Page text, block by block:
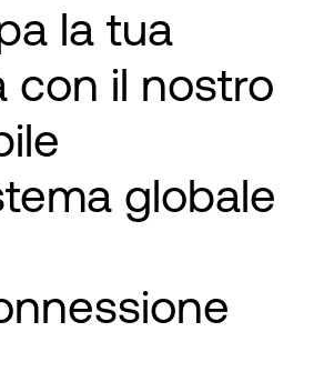
la tua
con il nostro
globale